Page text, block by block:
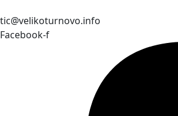
tic@velikoturnovo.info
Facebook-f